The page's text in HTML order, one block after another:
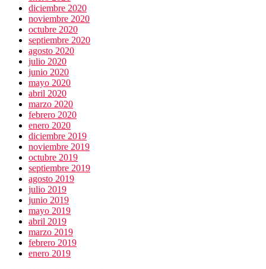
diciembre 2020
noviembre 2020
octubre 2020
septiembre 2020
agosto 2020
julio 2020
junio 2020
mayo 2020
abril 2020
marzo 2020
febrero 2020
enero 2020
diciembre 2019
noviembre 2019
octubre 2019
septiembre 2019
agosto 2019
julio 2019
junio 2019
mayo 2019
abril 2019
marzo 2019
febrero 2019
enero 2019